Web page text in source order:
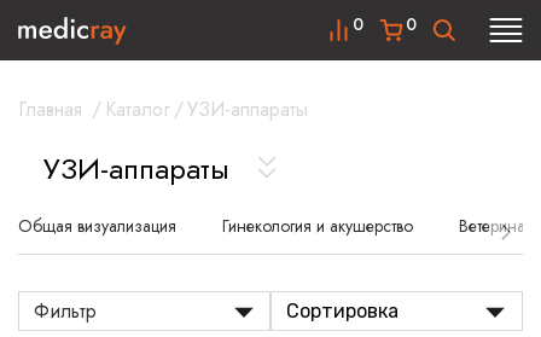
0
0
Главная / Каталог/УЗИ-аппараты
УЗИ-аппараты
Общая визуализация Гинекология и акушерство
Фильтр Сортировка